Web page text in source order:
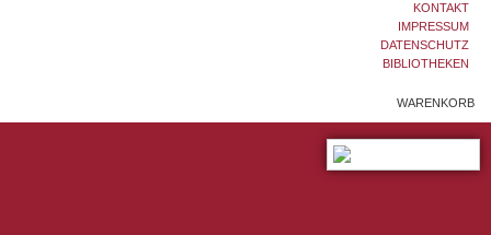
KONTAKT
IMPRESSUM
DATENSCHUTZ
BIBLIOTHEKEN
WARENKORB